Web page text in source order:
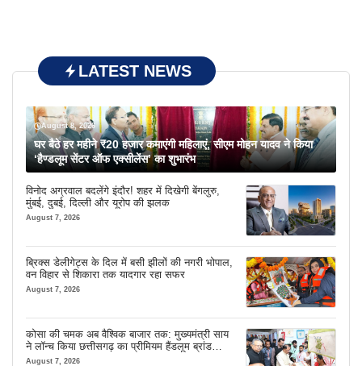
LATEST NEWS
August 8, 2026
घर बैठे हर महीने ₹20 हजार कमाएंगी महिलाएं, सीएम मोहन यादव ने किया
‘हैण्डलूम सेंटर ऑफ एक्सीलेंस’ का शुभारंभ
विनोद अग्रवाल बदलेंगे इंदौर! शहर में दिखेगी बेंगलुरु,
मुंबई, दुबई, दिल्ली और यूरोप की झलक
August 7, 2026
ब्रिक्स डेलीगेट्स के दिल में बसी झीलों की नगरी भोपाल,
वन विहार से शिकारा तक यादगार रहा सफर
August 7, 2026
कोसा की चमक अब वैश्विक बाजार तक: मुख्यमंत्री साय
ने लॉन्च किया छत्तीसगढ़ का प्रीमियम हैंडलूम ब्रांड
‘कोशल फैब’
August 7, 2026